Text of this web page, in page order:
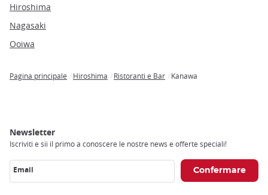
Hiroshima
Nagasaki
Ooiwa
Pagina principale Hiroshima Ristoranti e Bar Kanawa
Newsletter
Iscriviti e sii il primo a conoscere le nostre news e offerte speciali!
Email